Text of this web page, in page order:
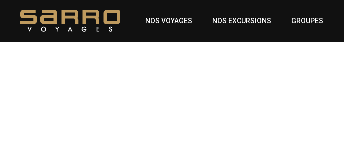
content
NOS VOYAGES NOS EXCURSIONS GROUPES